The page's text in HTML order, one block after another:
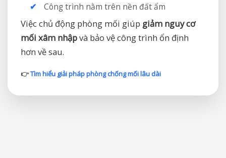
Công trình nằm trên nền đất ẩm
Việc chủ động phòng mối giúp giảm nguy cơ
mối xâm nhậpvà bảo vệ công trình ổn định
hơn về sau.
👉Tìm hiểu giải pháp phòng chống mối lâu dài